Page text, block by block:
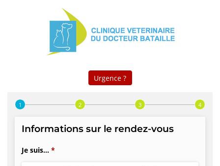
Urgence ?
Step 1 of 4
Informations sur le rendez-vous
Je suis...